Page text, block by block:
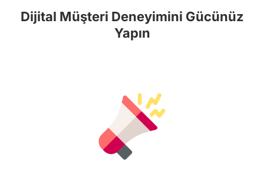
Dijital Müşteri Deneyimini Gücünüz
Yapın